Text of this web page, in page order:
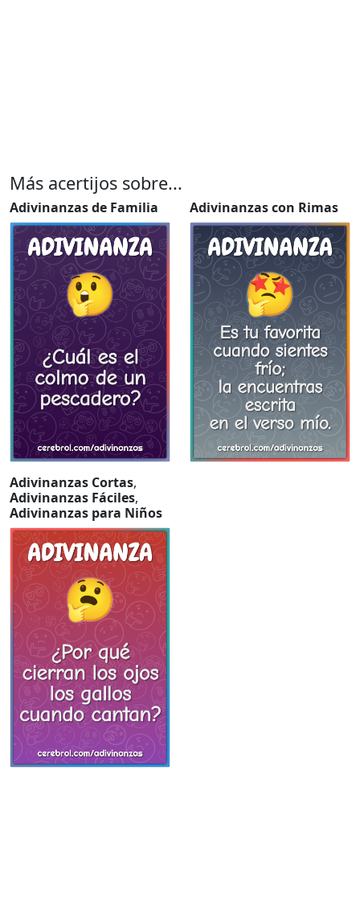
Más acertijos sobre...
Adivinanzas de Familia Adivinanzas con Rimas
Adivinanzas Cortas,
Adivinanzas Fáciles,
Adivinanzas para Niños